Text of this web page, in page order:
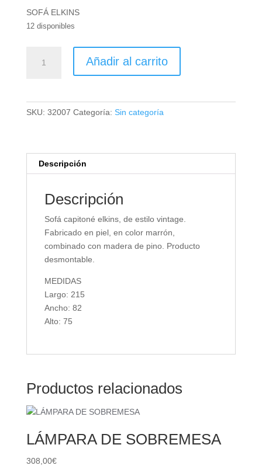
SOFÁ ELKINS
12 disponibles
ELKINS
Añadir al carrito
SKU: 32007 Categoría: Sin categoría
Descripción
Descripción
Sofá capitoné elkins, de estilo vintage.
Fabricado en piel, en color marrón,
combinado con madera de pino. Producto
desmontable.
MEDIDAS
Largo: 215
Ancho: 82
Alto: 75
Productos relacionados
LÁMPARA DE SOBREMESA
308,00€